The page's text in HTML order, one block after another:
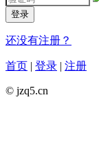
登录
还没有注册？
首页 | 登录 | 注册
© jzq5.cn